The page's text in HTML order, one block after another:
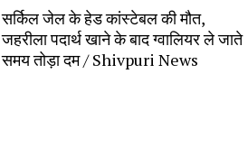
सर्किल जेल के हेड कांस्टेबल की मौत,
जहरीला पदार्थ खाने के बाद ग्वालियर ले जाते
समय तोड़ा दम / Shivpuri News